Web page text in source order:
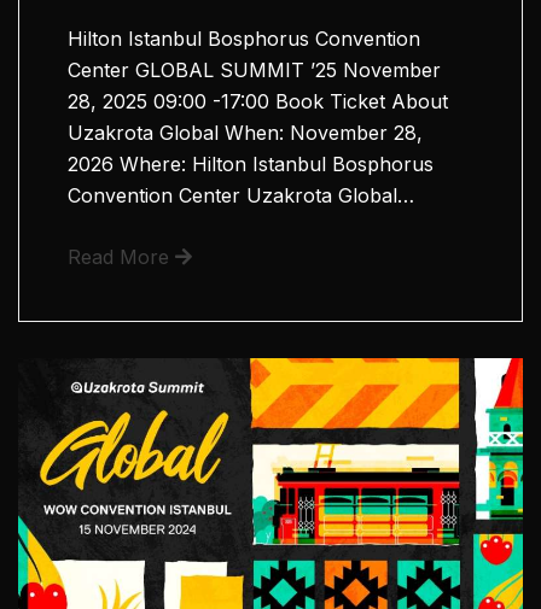
Hilton Istanbul Bosphorus Convention
Center GLOBAL SUMMIT ’25 November
28, 2025 09:00 -17:00 Book Ticket About
Uzakrota Global When: November 28,
2026 Where: Hilton Istanbul Bosphorus
Convention Center Uzakrota Global…
Read More